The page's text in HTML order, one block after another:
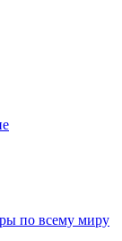
по всему миру